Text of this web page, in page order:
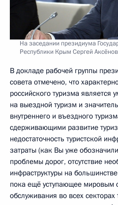
На заседании президиума
Республики Крым Сергей
В докладе рабочей группы
совета отмечено, что
российского туризма является
на выездной туризм и
внутреннего и въездного
сдерживающими развитие
недостаточность туристской
затраты (как Вы уже
проблемы дорог, отсутствие
инфраструктуры на
пока ещё уступающее мировым
обслуживания во всех секторах